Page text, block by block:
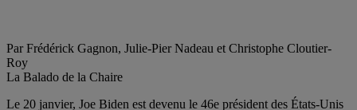
Par Frédérick Gagnon, Julie-Pier Nadeau et Christophe Cloutier-
Roy
La Balado de la Chaire
Le 20 janvier, Joe Biden est devenu le 46e président des États-Unis